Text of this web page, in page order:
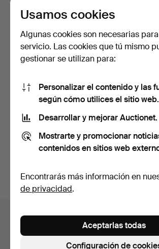
MARILENA BOCCATO,
GIAN NICOLA GIGANTE,
58 USD
MARILENA
58 USD
Suscribir búsqueda
También puedes buscar ennuestro
subastas concluidas.
en
Ayuda y contacto
Contacta con el servicio de atención al cliente
Todas las casas de subastas
Usamos cookies
Algunas cookies son necesarias
servicio. Las cookies que tú mismo
gestionar se utilizan para:
Personalizar el contenido y las
según cómo utilices el sitio web.
Desarrollar y mejorar Auctionet.
Mostrarte y promocionar
contenidos en sitios web
Encontrarás más información en
de privacidad.
Configuración de
Aceptarlas todas